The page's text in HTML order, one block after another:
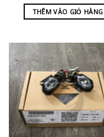
THÊM VÀO GIỎ HÀNG